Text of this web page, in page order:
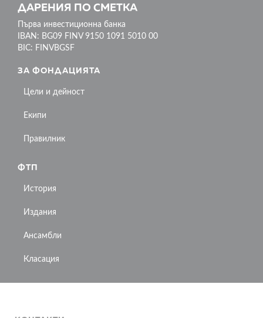
ДАРЕНИЯ ПО СМЕТКА
Първа инвестиционна банка
IBAN: BG09 FINV 9150 1091 5010 00
BIC: FINVBGSF
ЗА ФОНДАЦИЯТА
Цели и дейност
Екипи
Правилник
ФТП
История
Издания
Ансамбли
Класация